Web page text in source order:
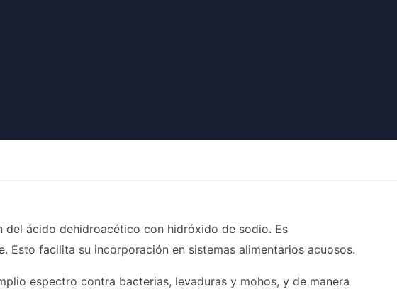
ácido dehidroacético con hidróxido de sodio. Es
Esto facilita su incorporación en sistemas alimentarios acuosos.
espectro contra bacterias, levaduras y mohos, y de manera